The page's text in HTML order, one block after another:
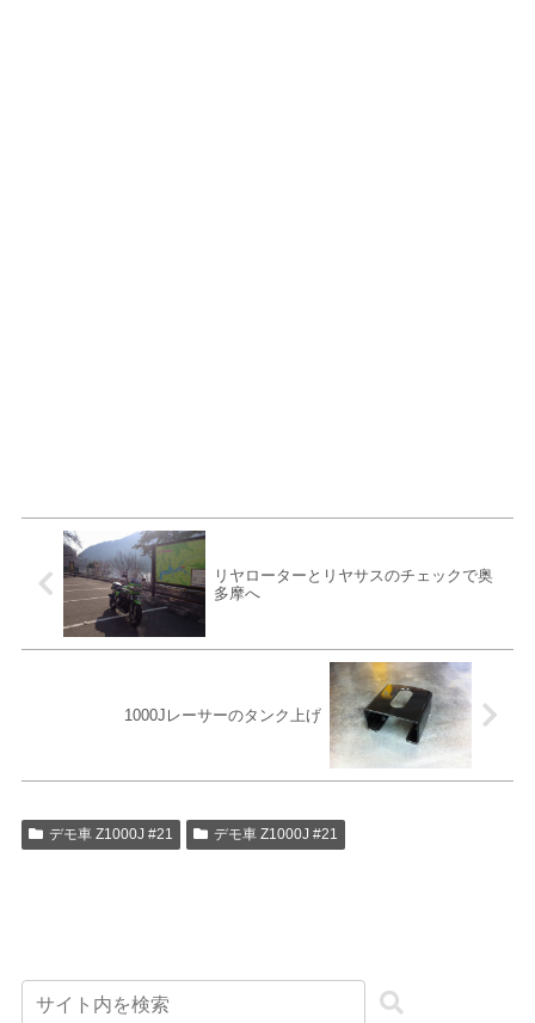
リヤローターとリヤサスのチェックで奥
多摩へ
1000Jレーサーのタンク上げ
デモ車 Z1000J #21 デモ車 Z1000J #21